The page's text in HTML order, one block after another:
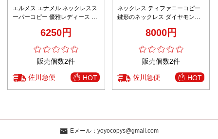
エルメス エナメル ネックレスス
ーパーコピー 優雅レディース シ
6250円
販売個数2件
佐川急便 HOT
ネックレス ティファニーコピー
鍵形のネックレス ダイヤモン飾
8000円
販売個数2件
佐川急便 HOT
Eメール： yoyocopys@gmail.com